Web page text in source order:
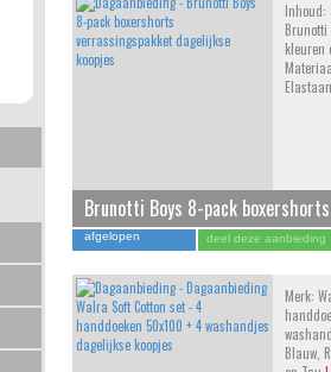
Inhoud:
kleuren
Brunotti Boys 8-pack
afgelopen deel deze aanbieding
Merk:
Blauw,